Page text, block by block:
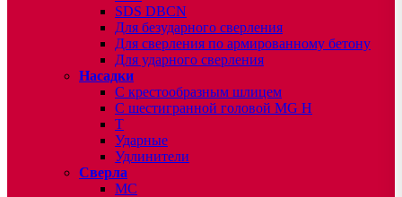
SDS DBCN
Для безударного сверления
Для сверления по армированному бетону
Для ударного сверления
Насадки
С крестообразным шлицем
С шестигранной головой MG H
T
Ударные
Удлинители
Сверла
МС